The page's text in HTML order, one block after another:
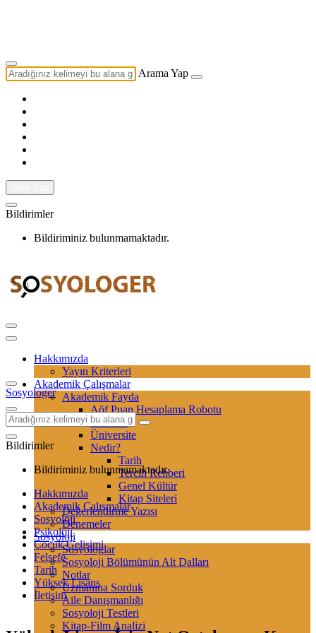
Arama Yap
Bildirimler
Bildiriminiz bulunmamaktadır.
Hakkımızda
Yayın Kriterleri
Akademik Çalışmalar
Akademik Fayda
Aöf Puan Hesaplama Robotu
Sertifika
Üniversite
Nedir?
Tarih
Tercih Rehberi
Genel Kültür
Kitap Siteleri
Değerlendirme Yazısı
Denemeler
Sosyoloji
Sosyologlar
Sosyoloji Bölümünün Alt Dalları
Notlar
Uzmanına Sorduk
Aile Danışmanlığı
Sosyoloji Testleri
Kitap-Film Analizi
Sosyologer
Bildirimler
Bildiriminiz bulunmamaktadır.
Hakkımızda
Akademik Çalışmalar
Sosyoloji
Psikoloji
Çocuk Gelişimi
Felsefe
Tarih
Yüksek Lisans
İletişim